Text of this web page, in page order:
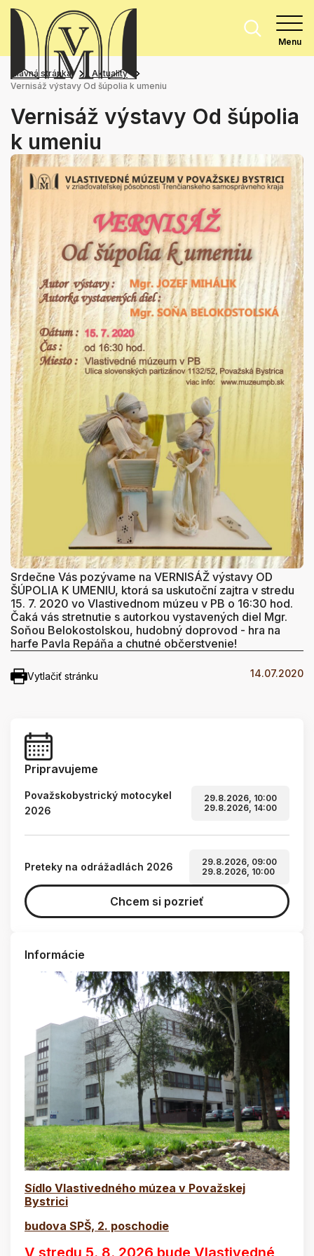
Menu
Hlavná stránka
Aktuality
Vernisáž výstavy Od šúpolia k umeniu
Vernisáž výstavy Od šúpolia
k umeniu
Srdečne Vás pozývame na VERNISÁŽ výstavy OD
ŠÚPOLIA K UMENIU, ktorá sa uskutoční zajtra v stredu
15. 7. 2020 vo Vlastivednom múzeu v PB o 16:30 hod.
Čaká vás stretnutie s autorkou vystavených diel Mgr.
Soňou Belokostolskou, hudobný doprovod - hra na
harfe Pavla Repáňa a chutné občerstvenie!
Vytlačiť stránku 14.07.2020
Pripravujeme
Považskobystrický motocykel
2026
29.8.2026, 10:00
29.8.2026, 14:00
Preteky na odrážadlách 2026
29.8.2026, 09:00
29.8.2026, 10:00
Chcem si pozrieť
Informácie
Sídlo Vlastivedného múzea v Považskej
Bystrici
budova SPŠ, 2. poschodie
V stredu 5. 8. 2026 bude Vlastivedné